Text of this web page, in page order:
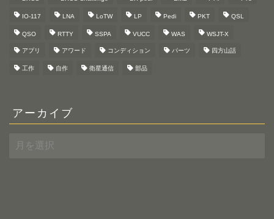
IO-117 LNA LoTW LP Pedi PKT QSL
QSO RTTY SSPA VUCC WAS WSJT-X
アプリ アワード コンディション パーツ 四方山話
工作 自作 衛星通信 部品
アーカイブ
ー